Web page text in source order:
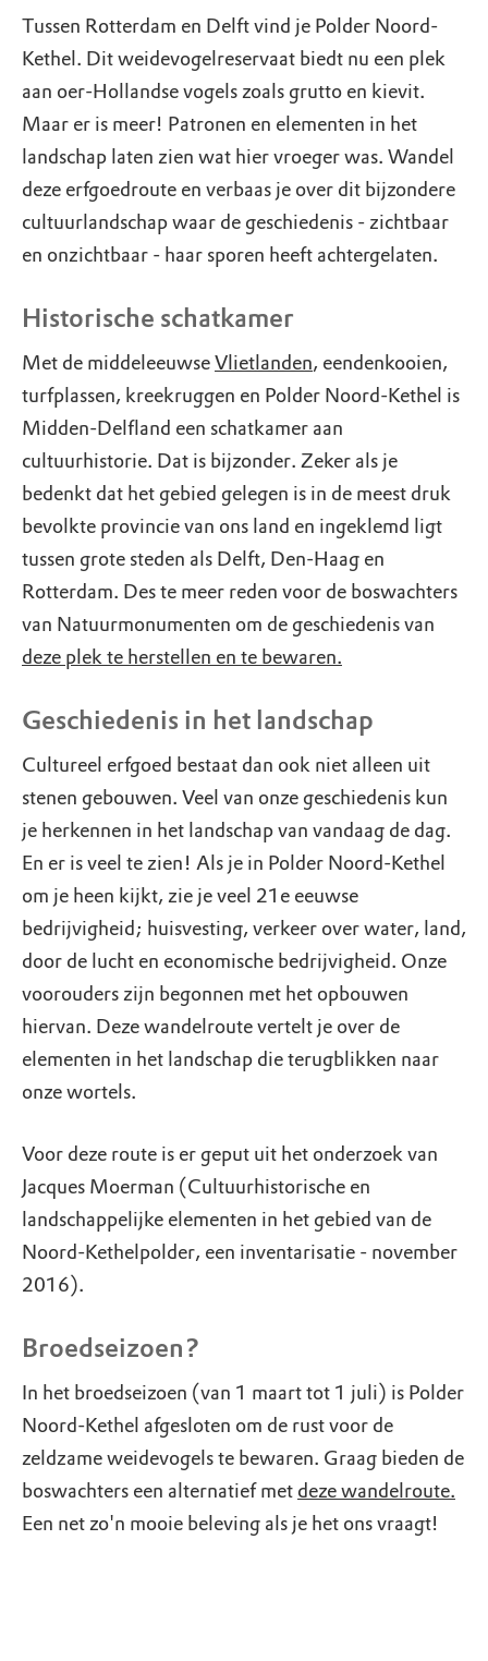
Tussen Rotterdam en Delft vind je Polder Noord-
Kethel. Dit weidevogelreservaat biedt nu een plek
aan oer-Hollandse vogels zoals grutto en kievit.
Maar er is meer! Patronen en elementen in het
landschap laten zien wat hier vroeger was. Wandel
deze erfgoedroute en verbaas je over dit bijzondere
cultuurlandschap waar de geschiedenis - zichtbaar
en onzichtbaar - haar sporen heeft achtergelaten.
Historische schatkamer
Met de middeleeuwseVlietlanden, eendenkooien,
turfplassen, kreekruggen en Polder Noord-Kethel is
Midden-Delfland een schatkamer aan
cultuurhistorie. Dat is bijzonder. Zeker als je
bedenkt dat het gebied gelegen is in de meest druk
bevolkte provincie van ons land en ingeklemd ligt
tussen grote steden als Delft, Den-Haag en
Rotterdam. Des te meer reden voor de boswachters
van Natuurmonumenten om de geschiedenis van
deze plek te herstellen en te bewaren.
Geschiedenis in het landschap
Cultureel erfgoed bestaat dan ook niet alleen uit
stenen gebouwen. Veel van onze geschiedenis kun
je herkennen in het landschap van vandaag de dag.
En er is veel te zien! Als je in Polder Noord-Kethel
om je heen kijkt, zie je veel 21e eeuwse
bedrijvigheid; huisvesting, verkeer over water, land,
door de lucht en economische bedrijvigheid. Onze
voorouders zijn begonnen met het opbouwen
hiervan. Deze wandelroute vertelt je over de
elementen in het landschap die terugblikken naar
onze wortels.
Voor deze route is er geput uit het onderzoek van
Jacques Moerman (Cultuurhistorische en
landschappelijke elementen in het gebied van de
Noord-Kethelpolder, een inventarisatie - november
2016).
Broedseizoen?
In het broedseizoen (van 1 maart tot 1 juli) is Polder
Noord-Kethel afgesloten om de rust voor de
zeldzame weidevogels te bewaren. Graag bieden de
boswachters een alternatief met deze wandelroute.
Een net zo'n mooie beleving als je het ons vraagt!